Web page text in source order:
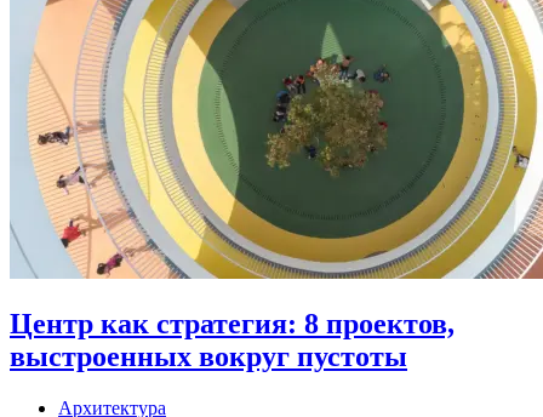
Центр как стратегия: 8 проектов,
выстроенных вокруг пустоты
Архитектура